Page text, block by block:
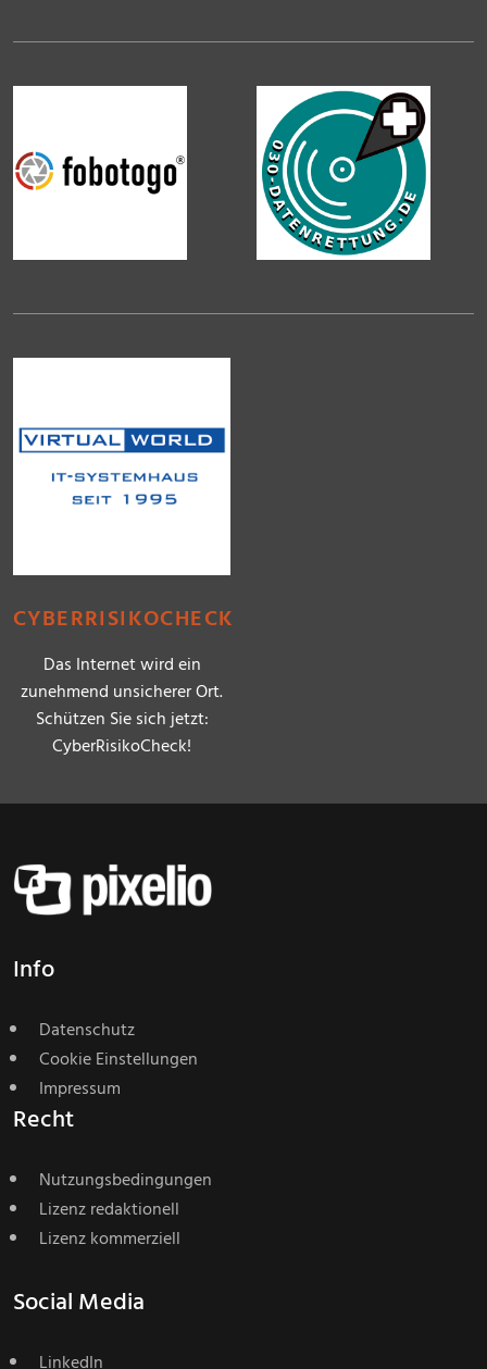
CYBERRISIKOCHECK
Das Internet wird ein
zunehmend unsicherer Ort.
Schützen Sie sich jetzt:
CyberRisikoCheck!
Info
Datenschutz
Cookie Einstellungen
Impressum
Recht
Nutzungsbedingungen
Lizenz redaktionell
Lizenz kommerziell
Social Media
LinkedIn